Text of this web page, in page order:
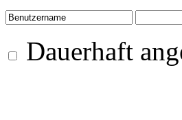
Dauerhaft